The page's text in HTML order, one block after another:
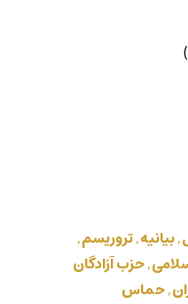
,بیانیه,تروریسم,
,حزب آزادگان
,حماس